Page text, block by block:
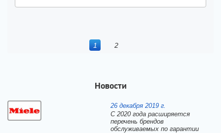
1 2
Новости
26 декабря 2019 г.
С 2020 года расширяется
перечень брендов
обслуживаемых по гарантии